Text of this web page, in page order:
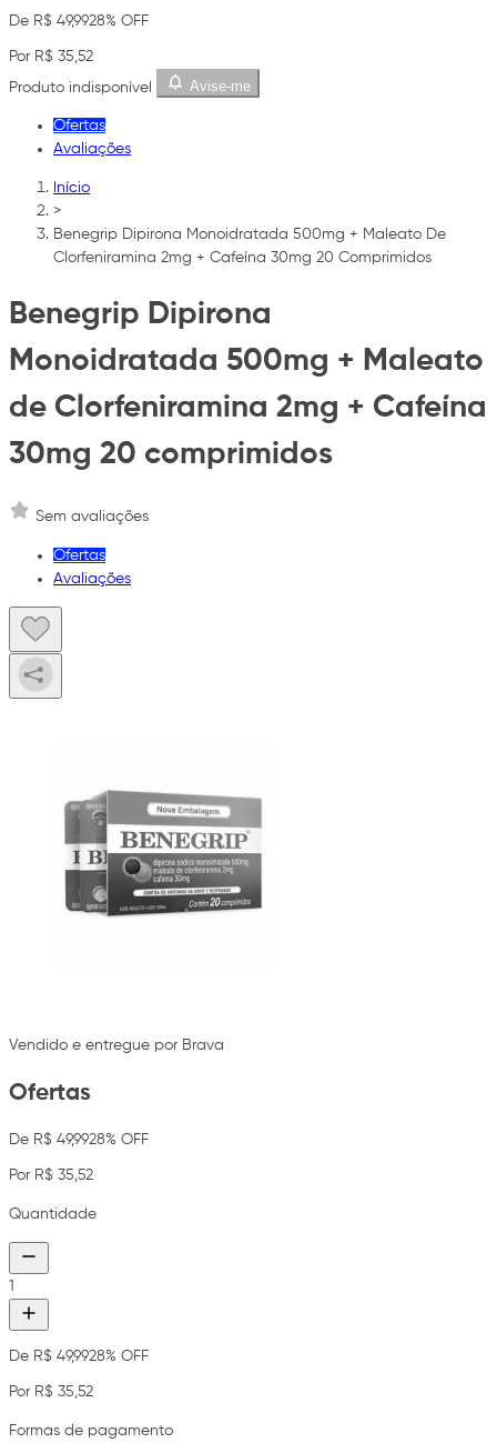
De R$ 49,9928% OFF
Por R$ 35,52
Produto indisponível
Avise-me
Ofertas
Avaliações
Início
>
Benegrip Dipirona Monoidratada 500mg + Maleato De
Clorfeniramina 2mg + Cafeína 30mg 20 Comprimidos
Benegrip Dipirona
Monoidratada 500mg + Maleato
de Clorfeniramina 2mg + Cafeína
30mg 20 comprimidos
Sem avaliações
Ofertas
Avaliações
Vendido e entregue por Brava
Ofertas
De R$ 49,9928% OFF
Por R$ 35,52
Quantidade
1
De R$ 49,9928% OFF
Por R$ 35,52
Formas de pagamento